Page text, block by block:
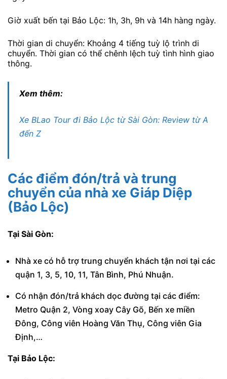
Giờ xuất bến tại Bảo Lộc: 1h, 3h, 9h và 14h hàng ngày.
Thời gian di chuyển: Khoảng 4 tiếng tuỳ lộ trình di
chuyển. Thời gian có thể chênh lệch tuỳ tình hình giao
thông.
Xem thêm:
Xe BLao Tour đi Bảo Lộc từ Sài Gòn: Review từ A
đến Z
Các điểm đón/trả và trung
chuyển của nhà xe Giáp Diệp
(Bảo Lộc)
Tại Sài Gòn:
Nhà xe có hỗ trợ trung chuyển khách tận nơi tại các
quận 1, 3, 5, 10, 11, Tân Bình, Phú Nhuận.
Có nhận đón/trả khách dọc đường tại các điểm:
Metro Quận 2, Vòng xoay Cây Gõ, Bến xe miền
Đông, Công viên Hoàng Văn Thụ, Công viên Gia
Định,…
Tại Bảo Lộc: